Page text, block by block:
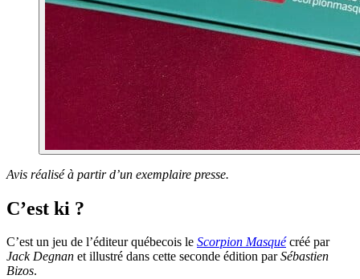
Avis réalisé à partir d’un exemplaire presse.
C’est ki ?
C’est un jeu de l’éditeur québecois le Scorpion Masquécréé par
Jack Degnan et illustré dans cette seconde édition parSébastien
Bizos.